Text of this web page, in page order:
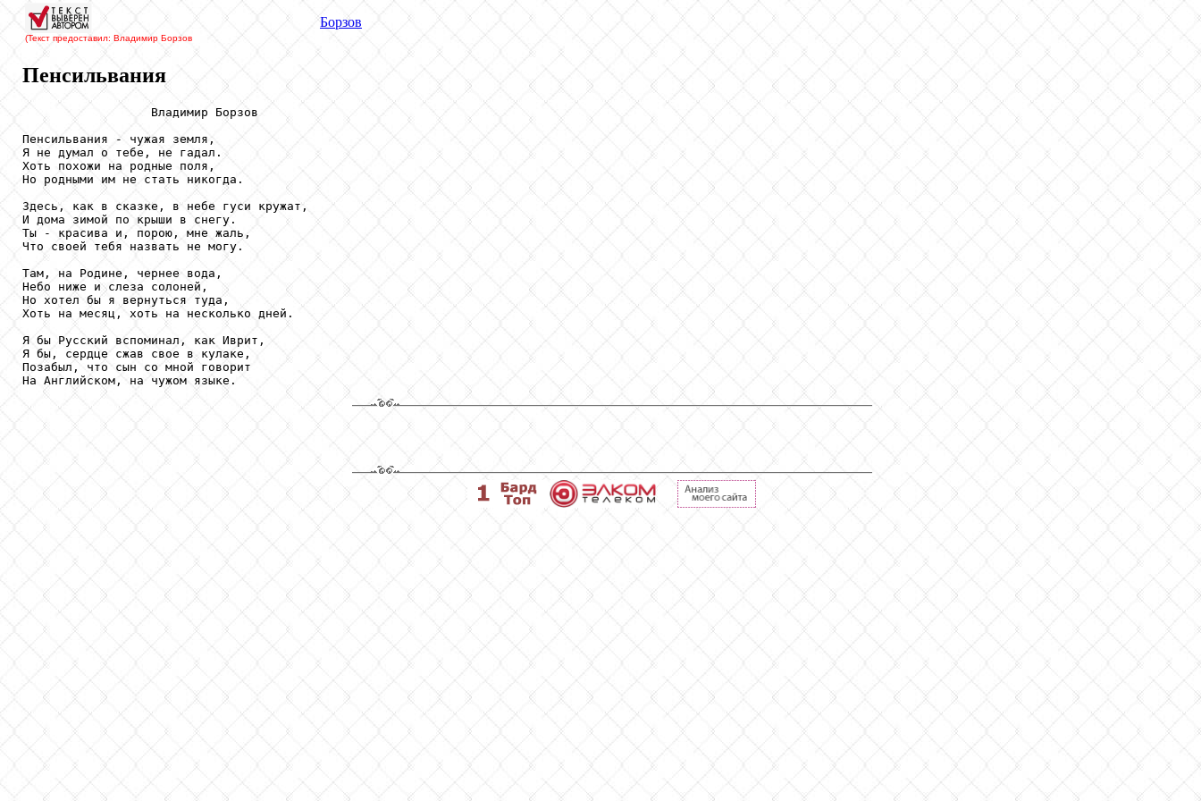
(Текст предоставил: Владимир Борзов
Борзов
Пенсильвания
                  Владимир Борзов
Пенсильвания - чужая земля,
Я не думал о тебе, не гадал.
Хоть похожи на родные поля,
Но родными им не стать никогда.
Здесь, как в сказке, в небе гуси кружат,
И дома зимой по крыши в снегу.
Ты - красива и, порою, мне жаль,
Что своей тебя назвать не могу.
Там, на Родине, чернее вода,
Небо ниже и слеза солоней,
Но хотел бы я вернуться туда,
Хоть на месяц, хоть на несколько дней.
Я бы Русский вспоминал, как Иврит,
Я бы, сердце сжав свое в кулаке,
Позабыл, что сын со мной говорит
На Английском, на чужом языке.